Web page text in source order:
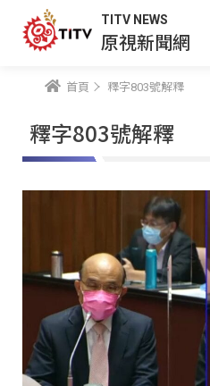
TITV NEWS
原視新聞網
首頁 釋字803號解釋
釋字803號解釋